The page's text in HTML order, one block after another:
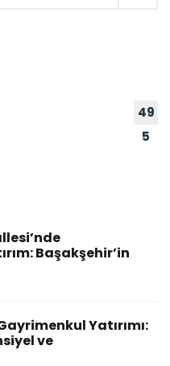
49
5
Başakşehir’in
Yatırımı:
ve